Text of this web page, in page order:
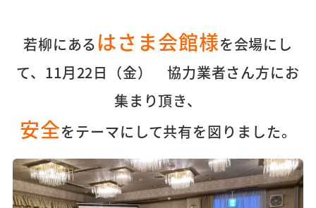
若柳にある はさま会館様を会場にし
て、11月22日（金） 協力業者さん方にお
集まり頂き、
安全をテーマにして共有を図りました。